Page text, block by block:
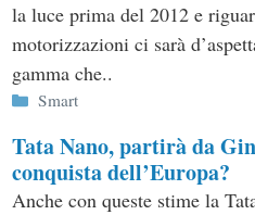
la luce prima del 2012 e
motorizzazioni ci sarà
gamma che..
Categorie
Smart
Tata Nano, partirà da
conquista dell’Europa?
Anche con queste stime la